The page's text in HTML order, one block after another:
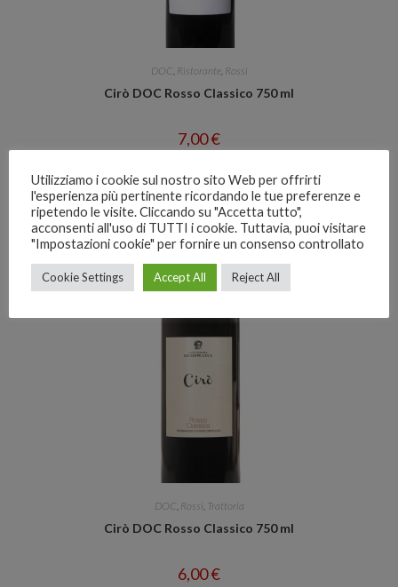
DOC, Ristorante, Rossi
Cirò DOC Rosso Classico 750 ml
7,00€
Aggiungi al carrello
DOC Rossi Trattoria
Cirò DOC Rosso Classico 750 ml
6,00€
Utilizziamo i cookie sul nostro sito Web per offrirti
l'esperienza più pertinente ricordando le tue preferenze e
ripetendo le visite. Cliccando su "Accetta tutto",
acconsenti all'uso di TUTTI i cookie. Tuttavia, puoi visitare
"Impostazioni cookie" per fornire un consenso controllato
Cookie Settings Accept All Reject All